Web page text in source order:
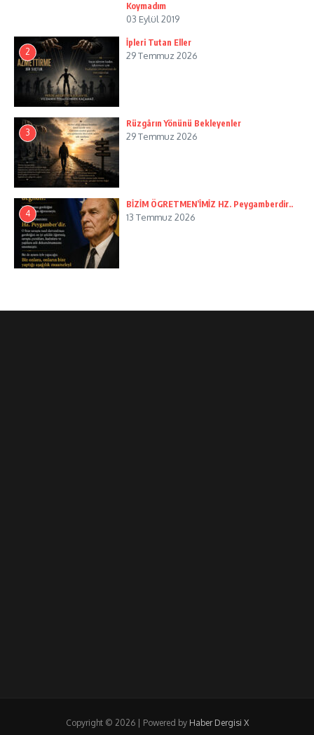
Koymadım
03 Eylül 2019
2
İpleri Tutan Eller
29 Temmuz 2026
3
Rüzgârın Yönünü Bekleyenler
29 Temmuz 2026
4
BİZİM ÖGRETMEN’İMİZ HZ. Peygamberdir..
13 Temmuz 2026
Copyright © 2026 | Powered by Haber Dergisi X